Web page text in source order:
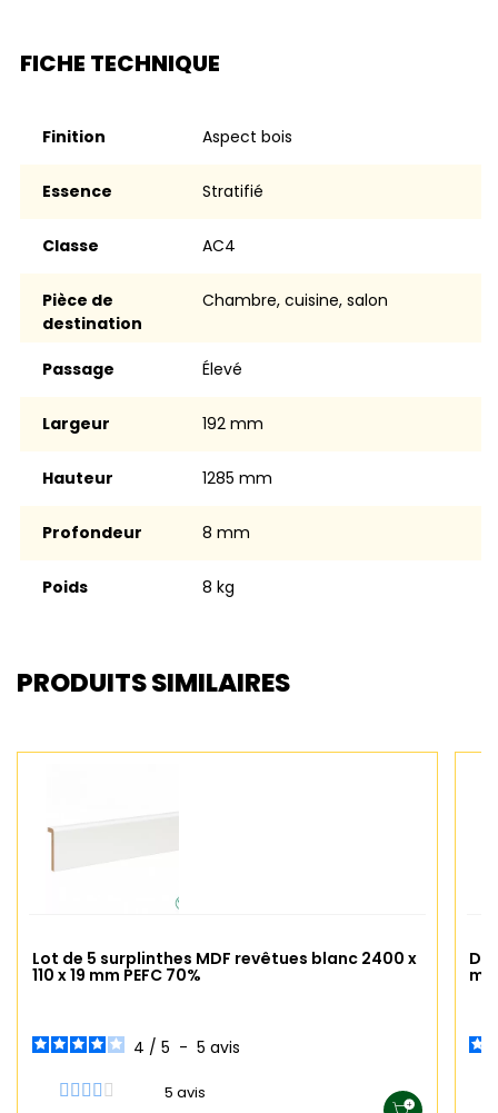
FICHE TECHNIQUE
Finition aspect bois
Essence stratifié
Classe AC4
Pièce de
destination
chambre, cuisine, salon
Passage élevé
Largeur 192 mm
Hauteur 1285 mm
Profondeur 8 mm
Poids 8 kg
PRODUITS SIMILAIRES
Lot de 5 surplinthes MDF revêtues blanc 2400 x
110 x 19 mm PEFC 70%
4 / 5 - 5 avis
5 avis